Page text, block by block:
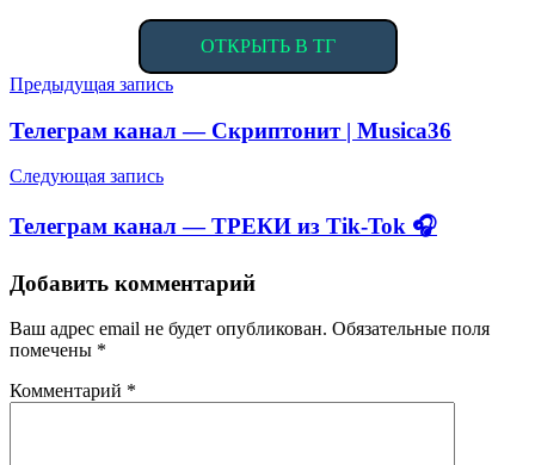
ОТКРЫТЬ В ТГ
Навигация
по
записям
Предыдущая запись
Телеграм канал — Скриптонит | Musica36
Следующая запись
Телеграм канал — ТРЕКИ из Tik-Tok 🎧
Добавить комментарий
Ваш адрес email не будет опубликован. Обязательные поля
помечены *
Комментарий *